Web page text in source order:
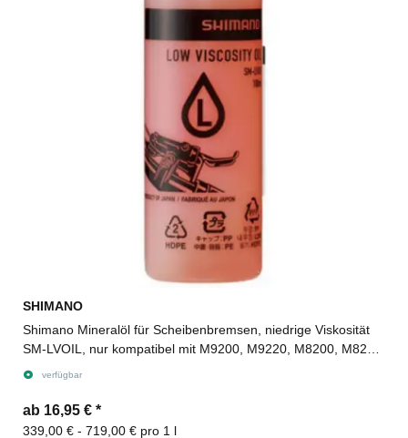
SHIMANO
Shimano Mineralöl für Scheibenbremsen, niedrige Viskosität
SM-LVOIL, nur kompatibel mit M9200, M9220, M8200, M8220
& MT805 Bremsanlagen
verfügbar
ab 16,95 € *
339,00 € - 719,00 € pro 1 l